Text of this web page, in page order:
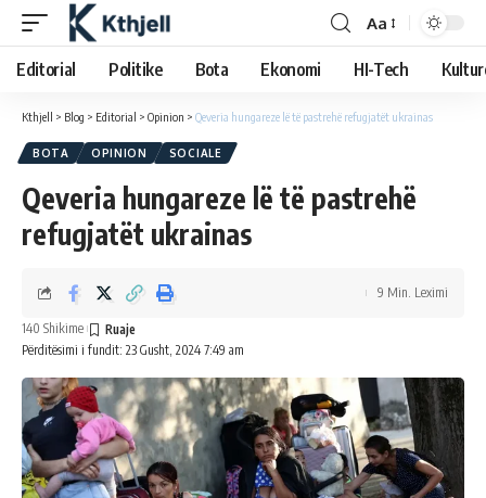
Aa
Editorial Politike Bota Ekonomi HI-Tech
Kthjell > Blog > Editorial > Opinion > Qeveria hungareze lë të pastrehë refugjatët ukrainas
BOTA OPINION SOCIALE
Qeveria hungareze lë të pastrehë
refugjatët ukrainas
Përditësimi i fundit: 23 Gusht, 2024 7:49 am
140 Shikime
9 Min. Leximi